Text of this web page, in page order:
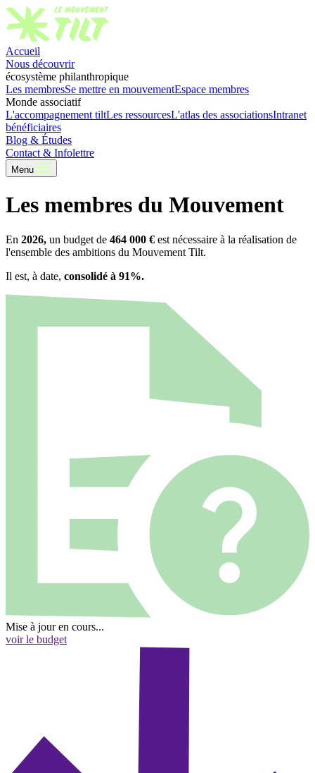
Accueil
Nous découvrir
écosystème philanthropique
Les membresSe mettre en mouvementEspace membres
Monde associatif
L'accompagnement tiltLes ressourcesL'atlas des associationsIntranet
bénéficiaires
Blog & Études
Contact & Infolettre
Menu
Les membres du Mouvement
En 2026, un budget de 464 000 € est nécessaire à la réalisation de
l'ensemble des ambitions du Mouvement Tilt.
Il est, à date, consolidé à 91%.
Mise à jour en cours...
voir le budget